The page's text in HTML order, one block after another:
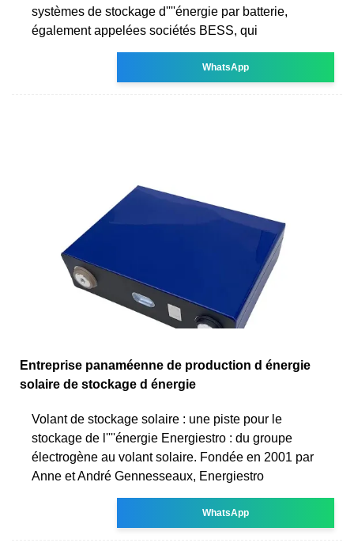
systèmes de stockage d''''énergie par batterie,
également appelées sociétés BESS, qui
WhatsApp
Entreprise panaméenne de production d énergie
solaire de stockage d énergie
Volant de stockage solaire : une piste pour le
stockage de l''''énergie Energiestro : du groupe
électrogène au volant solaire. Fondée en 2001 par
Anne et André Gennesseaux, Energiestro
WhatsApp